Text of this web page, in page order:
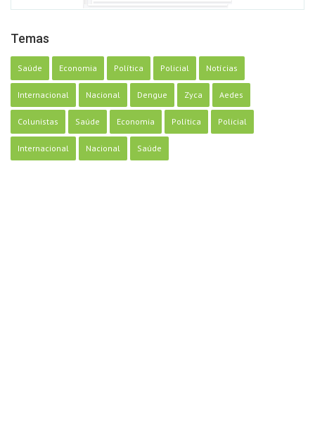
Temas
Saúde Economia Política Policial Notícias
Internacional Nacional Dengue Zyca Aedes
Colunistas Saúde Economia Política Policial
Internacional Nacional Saúde